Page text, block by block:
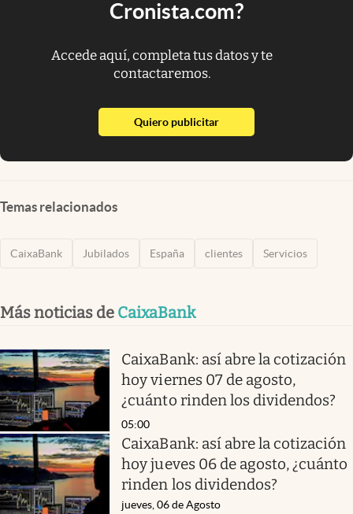
Cronista.com?
Accede aquí, completa tus datos y te
contactaremos.
Quiero publicitarabre en nueva pestaña
Temas relacionados
CaixaBank Jubilados España clientes Servicios
Más noticias de CaixaBank
CaixaBank: así abre la cotización
hoy viernes 07 de agosto,
¿cuánto rinden los dividendos?
05:00
CaixaBank: así abre la cotización
hoy jueves 06 de agosto, ¿cuánto
rinden los dividendos?
jueves, 06 de Agosto